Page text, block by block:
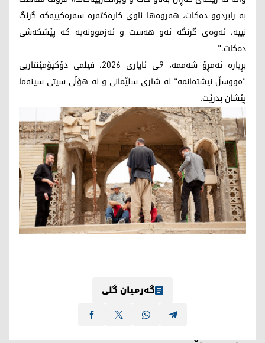
بە رابردوو دەکات، هەروەها ناوی کارەکتەرە سەرەکییەکە گرنگ
نییە، ئەوەی گرنگە ئەو هەست و ئەزموونەیە کە پێشکەشی
دەکات."
بڕیارە ئەمڕۆ شەممە، 9ـی ئایاری 2026، فیلمی دۆکیۆمێنتاریی
"مووسڵ نیشتمانمە" لە شاری سلێمانی و لە هۆڵی سیتی سینەما
پێشان بدرێت.
گەرمیان گلی